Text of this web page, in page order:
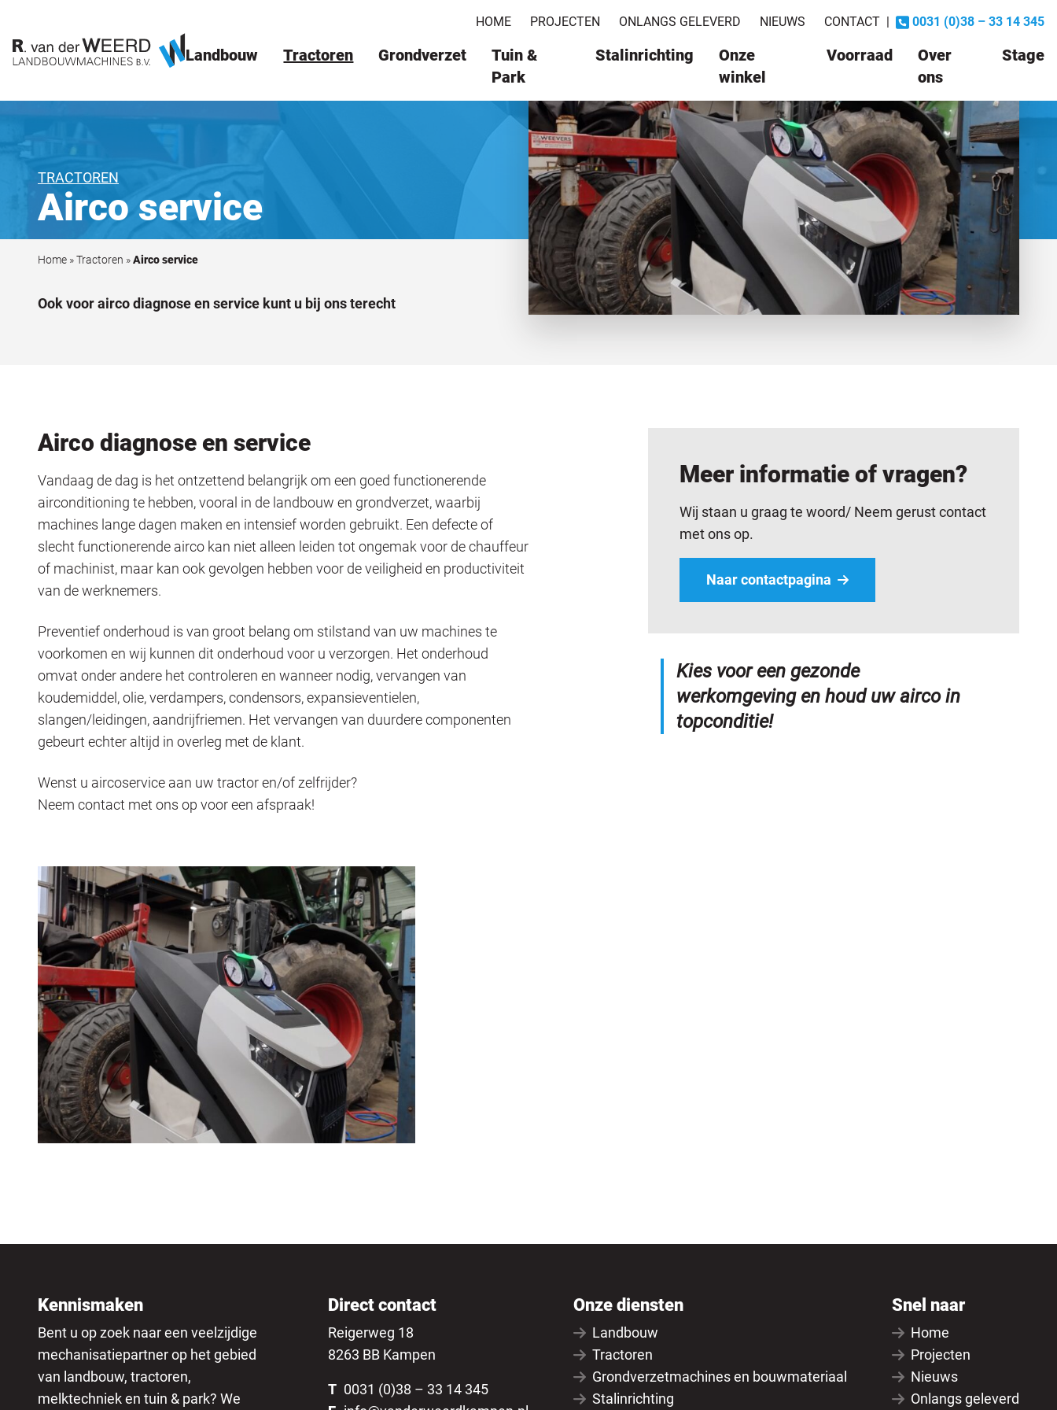
HOME PROJECTEN ONLANGS GELEVERD NIEUWS CONTACT | 0031 (0)38 – 33 14 345
Landbouw Tractoren Grondverzet
Tuin &
Park
Stalinrichting
Onze
winkel
Voorraad
Over
ons
Stage
TRACTOREN
Airco service
Home »Tractoren »Airco service
Ook voor airco diagnose en service kunt u bij ons terecht
Airco diagnose en service
Vandaag de dag is het ontzettend belangrijk om een goed functionerende
airconditioning te hebben, vooral in de landbouw en grondverzet, waarbij
machines lange dagen maken en intensief worden gebruikt. Een defecte of
slecht functionerende airco kan niet alleen leiden tot ongemak voor de chauffeur
of machinist, maar kan ook gevolgen hebben voor de veiligheid en productiviteit
van de werknemers.
Preventief onderhoud is van groot belang om stilstand van uw machines te
voorkomen en wij kunnen dit onderhoud voor u verzorgen. Het onderhoud
omvat onder andere het controleren en wanneer nodig, vervangen van
koudemiddel, olie, verdampers, condensors, expansieventielen,
slangen/leidingen, aandrijfriemen. Het vervangen van duurdere componenten
gebeurt echter altijd in overleg met de klant.
Wenst u aircoservice aan uw tractor en/of zelfrijder?
Neem contact met ons op voor een afspraak!
Meer informatie of vragen?
Wij staan u graag te woord/ Neem gerust contact
met ons op.
Naar contactpagina
Kies voor een gezonde
werkomgeving en houd uw airco in
topconditie!
Kennismaken
Bent u op zoek naar een veelzijdige
mechanisatiepartner op het gebied
van landbouw, tractoren,
melktechniek en tuin & park? We
Direct contact
Reigerweg 18
8263 BB Kampen
T 0031 (0)38 – 33 14 345
Onze diensten
Landbouw
Tractoren
Grondverzetmachines en bouwmateriaal
Stalinrichting
Snel naar
Home
Projecten
Nieuws
Onlangs geleverd